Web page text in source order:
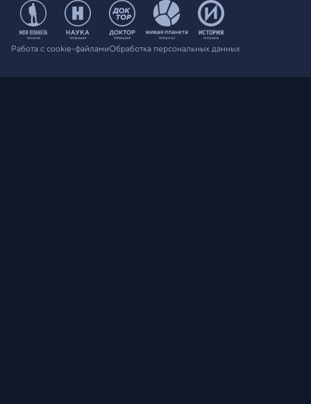
Работа с cookie-файламиОбработка персональных данных